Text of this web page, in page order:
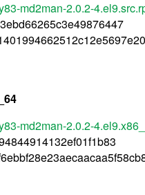
md2man-2.0.2-
md2man-2.0.2-